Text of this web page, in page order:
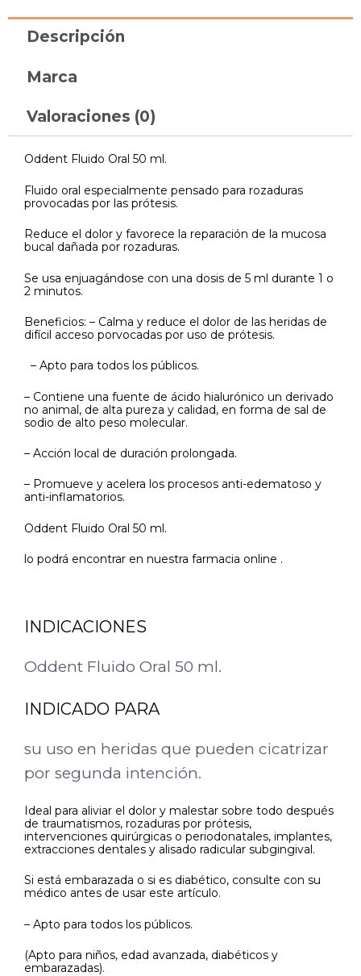
Descripción
Marca
Valoraciones (0)
Oddent Fluido Oral 50 ml.
Fluido oral especialmente pensado para rozaduras
provocadas por las prótesis.
Reduce el dolor y favorece la reparación de la mucosa
bucal dañada por rozaduras.
Se usa enjuagándose con una dosis de 5 ml durante 1 o
2 minutos.
Beneficios: – Calma y reduce el dolor de las heridas de
difícil acceso porvocadas por uso de prótesis.
– Apto para todos los públicos.
– Contiene una fuente de ácido hialurónico un derivado
no animal, de alta pureza y calidad, en forma de sal de
sodio de alto peso molecular.
– Acción local de duración prolongada.
– Promueve y acelera los procesos anti-edematoso y
anti-inflamatorios.
Oddent Fluido Oral 50 ml.
lo podrá encontrar en nuestra farmacia online .
INDICACIONES
Oddent Fluido Oral 50 ml.
INDICADO PARA
su uso en heridas que pueden cicatrizar
por segunda intención.
Ideal para aliviar el dolor y malestar sobre todo después
de traumatismos, rozaduras por prótesis,
intervenciones quirúrgicas o periodonatales, implantes,
extracciones dentales y alisado radicular subgingival.
Si está embarazada o si es diabético, consulte con su
médico antes de usar este artículo.
– Apto para todos los públicos.
(Apto para niños, edad avanzada, diabéticos y
embarazadas).